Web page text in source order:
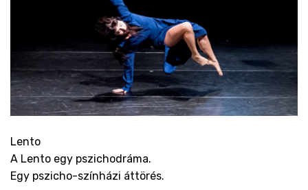
Lento
A Lento egy pszichodráma.
Egy pszicho-színházi áttörés.